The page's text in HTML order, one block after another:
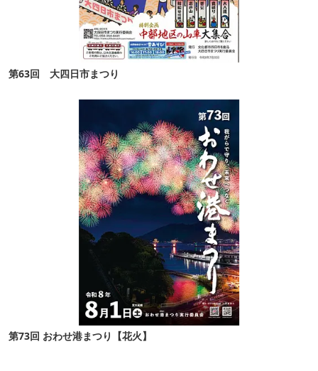
第63回 大四日市まつり
第73回 おわせ港まつり【花火】